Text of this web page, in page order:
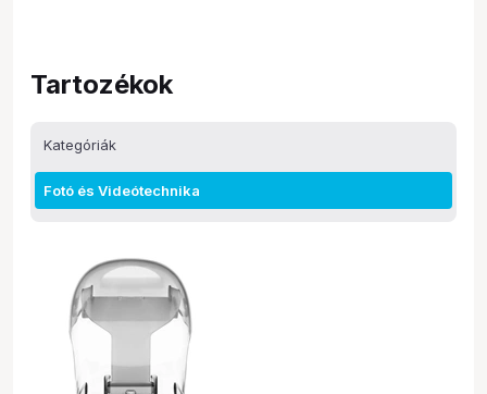
Tartozékok
Kategóriák
Fotó és Videótechnika